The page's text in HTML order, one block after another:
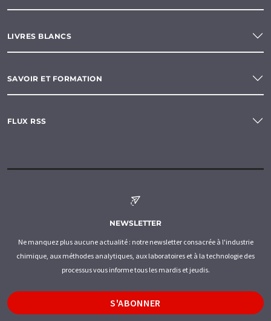
LIVRES BLANCS
SAVOIR ET FORMATION
FLUX RSS
NEWSLETTER
Ne manquez plus aucune actualité : notre newsletter consacrée à l'industrie
chimique, aux méthodes analytiques, aux laboratoires et à la technologie des
processus vous informe tous les mardis et jeudis.
S'ABONNER